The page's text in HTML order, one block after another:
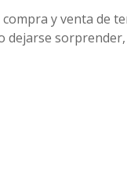
y venta de
dejarse